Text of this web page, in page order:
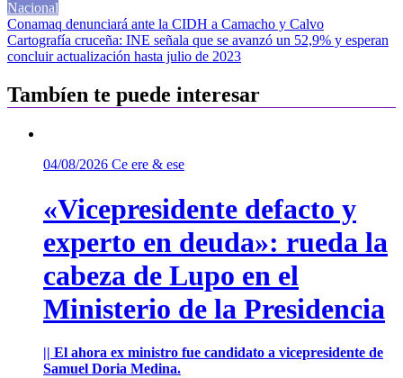
Nacional
Navegación
de
Conamaq denunciará ante la CIDH a Camacho y Calvo
Cartografía cruceña: INE señala que se avanzó un 52,9% y esperan
concluir actualización hasta julio de 2023
Tambíen te puede interesar
04/08/2026 Ce ere & ese
«Vicepresidente defacto y
experto en deuda»: rueda la
cabeza de Lupo en el
Ministerio de la Presidencia
|| El ahora ex ministro fue candidato a vicepresidente de
Samuel Doria Medina.